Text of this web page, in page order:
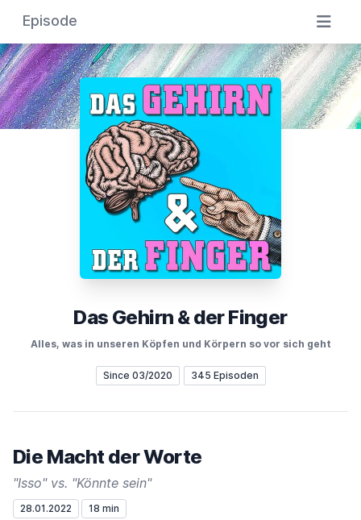
Episode
Das Gehirn & der Finger
Alles, was in unseren Köpfen und Körpern so vor sich geht
Since 03/2020 345 Episoden
Die Macht der Worte
"Isso" vs. "Könnte sein"
28.01.2022 18 min